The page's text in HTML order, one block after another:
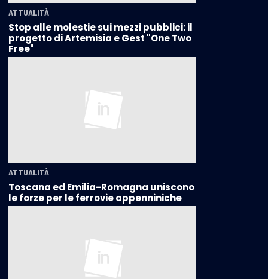
ATTUALITÀ
Stop alle molestie sui mezzi pubblici: il
progetto di Artemisia e Gest "One Two
Free"
ATTUALITÀ
Toscana ed Emilia-Romagna uniscono
le forze per le ferrovie appenniniche